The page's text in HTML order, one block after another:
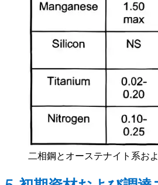
二相鋼とオーステナイト系お